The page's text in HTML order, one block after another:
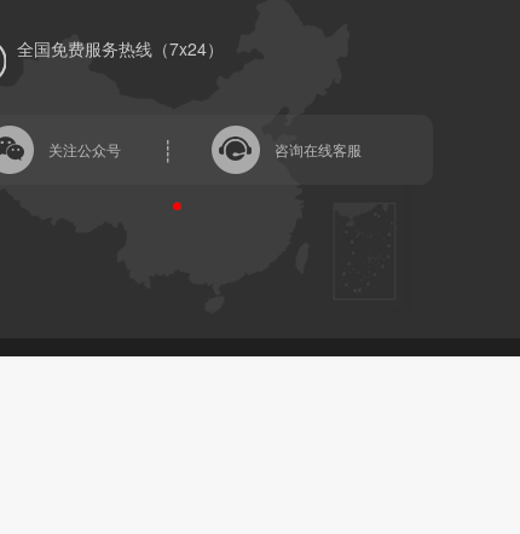
全国免费服务热线（7x24）
关注公众号 咨询在线客服